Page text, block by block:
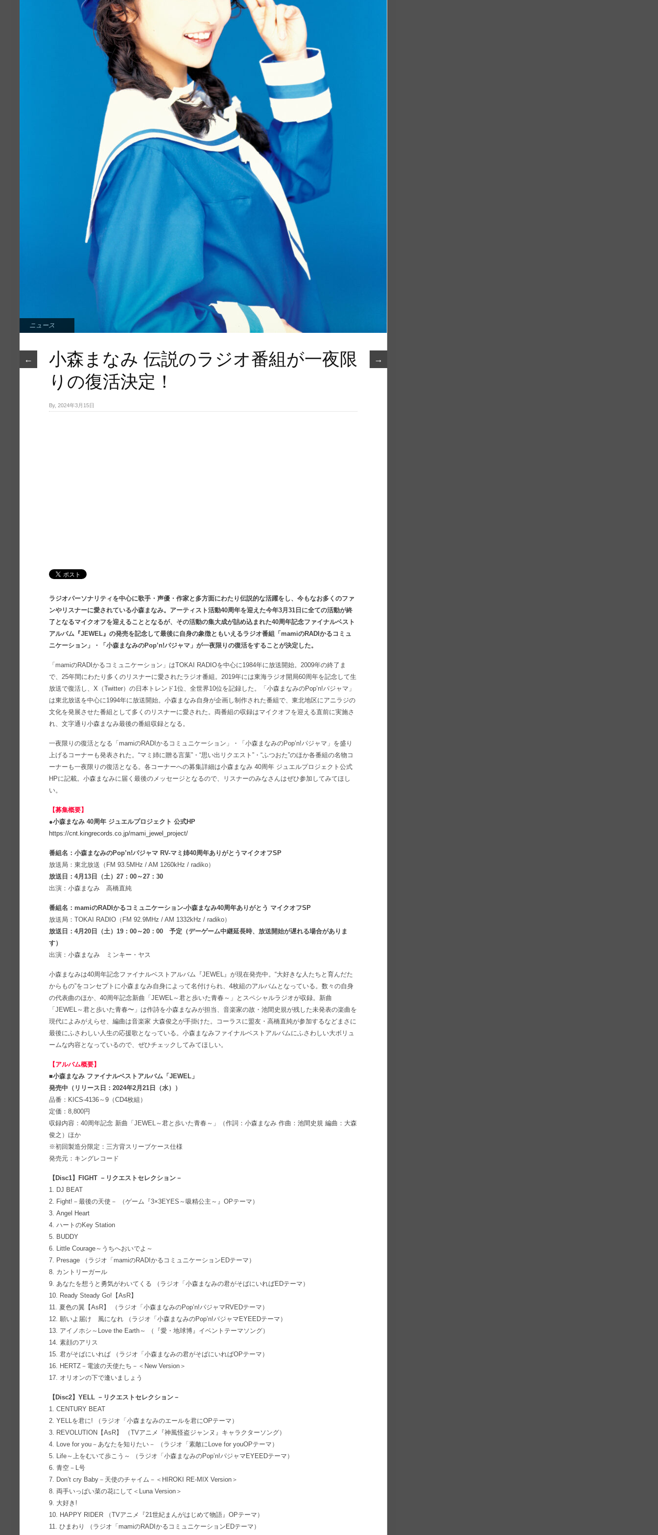
ニュース
← →
小森まなみ 伝説のラジオ番組が一夜限
りの復活決定！
By, 2024年3月15日
ラジオパーソナリティを中心に歌手・声優・作家と多方面にわたり伝説的な活躍をし、今もなお多くのファ
ンやリスナーに愛されている小森まなみ。アーティスト活動40周年を迎えた今年3月31日に全ての活動が終
了となるマイクオフを迎えることとなるが、その活動の集大成が詰め込まれた40周年記念ファイナルベスト
アルバム『JEWEL』の発売を記念して最後に自身の象徴ともいえるラジオ番組「mamiのRADIかるコミュ
ニケーション」・「小森まなみのPop’n!パジャマ」が一夜限りの復活をすることが決定した。
「mamiのRADIかるコミュニケーション」はTOKAI RADIOを中心に1984年に放送開始。2009年の終了ま
で、25年間にわたり多くのリスナーに愛されたラジオ番組。2019年には東海ラジオ開局60周年を記念して生
放送で復活し、X（Twitter）の日本トレンド1位、全世界10位を記録した。「小森まなみのPop’n!パジャマ」
は東北放送を中心に1994年に放送開始。小森まなみ自身が企画し制作された番組で、東北地区にアニラジの
文化を発展させた番組として多くのリスナーに愛された。両番組の収録はマイクオフを迎える直前に実施さ
れ、文字通り小森まなみ最後の番組収録となる。
一夜限りの復活となる「mamiのRADIかるコミュニケーション」・「小森まなみのPop’n!パジャマ」を盛り
上げるコーナーも発表された。“マミ姉に贈る言葉”・“思い出リクエスト”・“ふつおた”のほか各番組の名物コ
ーナーも一夜限りの復活となる。各コーナーへの募集詳細は小森まなみ 40周年 ジュエルプロジェクト公式
HPに記載。小森まなみに届く最後のメッセージとなるので、リスナーのみなさんはぜひ参加してみてほし
い。
【募集概要】
●小森まなみ 40周年 ジュエルプロジェクト 公式HP
https://cnt.kingrecords.co.jp/mami_jewel_project/
番組名：小森まなみのPop’n!パジャマ RV-マミ姉40周年ありがとうマイクオフSP
放送局：東北放送（FM 93.5MHz / AM 1260kHz / radiko）
放送日：4月13日（土）27：00～27：30
出演：小森まなみ 高橋直純
番組名：mamiのRADIかるコミュニケーション-小森まなみ40周年ありがとう マイクオフSP
放送局：TOKAI RADIO（FM 92.9MHz / AM 1332kHz / radiko）
放送日：4月20日（土）19：00～20：00 予定（デーゲーム中継延長時、放送開始が遅れる場合がありま
す）
出演：小森まなみ ミンキー・ヤス
小森まなみは40周年記念ファイナルベストアルバム『JEWEL』が現在発売中。“大好きな人たちと育んだた
からもの”をコンセプトに小森まなみ自身によって名付けられ、4枚組のアルバムとなっている。数々の自身
の代表曲のほか、40周年記念新曲「JEWEL～君と歩いた青春～」とスペシャルラジオが収録。新曲
「JEWEL～君と歩いた青春〜」は作詩を小森まなみが担当、音楽家の故・池間史規が残した未発表の楽曲を
現代によみがえらせ、編曲は音楽家 大森俊之が手掛けた。コーラスに盟友・高橋直純が参加するなどまさに
最後にふさわしい人生の応援歌となっている。小森まなみファイナルベストアルバムにふさわしい大ボリュ
ームな内容となっているので、ぜひチェックしてみてほしい。
【アルバム概要】
■小森まなみ ファイナルベストアルバム「JEWEL」
発売中（リリース日：2024年2月21日（水））
品番：KICS-4136～9（CD4枚組）
定価：8,800円
収録内容：40周年記念 新曲「JEWEL～君と歩いた青春～」（作詞：小森まなみ 作曲：池間史規 編曲：大森
俊之）ほか
※初回製造分限定：三方背スリーブケース仕様
発売元：キングレコード
【Disc1】FIGHT －リクエストセレクション－
1. DJ BEAT
2. Fight!－最後の天使－ （ゲーム『3×3EYES～吸精公主～』OPテーマ）
3. Angel Heart
4. ハートのKey Station
5. BUDDY
6. Little Courage～うちへおいでよ～
7. Presage （ラジオ「mamiのRADIかるコミュニケーションEDテーマ）
8. カントリーガール
9. あなたを想うと勇気がわいてくる （ラジオ「小森まなみの君がそばにいればEDテーマ）
10. Ready Steady Go!【AsR】
11. 夏色の翼【AsR】 （ラジオ「小森まなみのPop’n!パジャマRVEDテーマ）
12. 願いよ届け 風になれ （ラジオ「小森まなみのPop’n!パジャマEYEEDテーマ）
13. アイノホシ～Love the Earth～ （『愛・地球博』イベントテーマソング）
14. 素顔のアリス
15. 君がそばにいれば （ラジオ「小森まなみの君がそばにいればOPテーマ）
16. HERTZ－電波の天使たち－＜New Version＞
17. オリオンの下で逢いましょう
【Disc2】YELL －リクエストセレクション－
1. CENTURY BEAT
2. YELLを君に! （ラジオ「小森まなみのエールを君にOPテーマ）
3. REVOLUTION【AsR】 （TVアニメ『神風怪盗ジャンヌ』キャラクターソング）
4. Love for you－あなたを知りたい－ （ラジオ「素敵にLove for youOPテーマ）
5. Life～上をむいて歩こう～ （ラジオ「小森まなみのPop’n!パジャマEYEEDテーマ）
6. 青空－L号
7. Don’t cry Baby－天使のチャイム－＜HIROKI RE-MIX Version＞
8. 両手いっぱい菜の花にして＜Luna Version＞
9. 大好き!
10. HAPPY RIDER （TVアニメ『21世紀まんがはじめて物語』OPテーマ）
11. ひまわり （ラジオ「mamiのRADIかるコミュニケーションEDテーマ）